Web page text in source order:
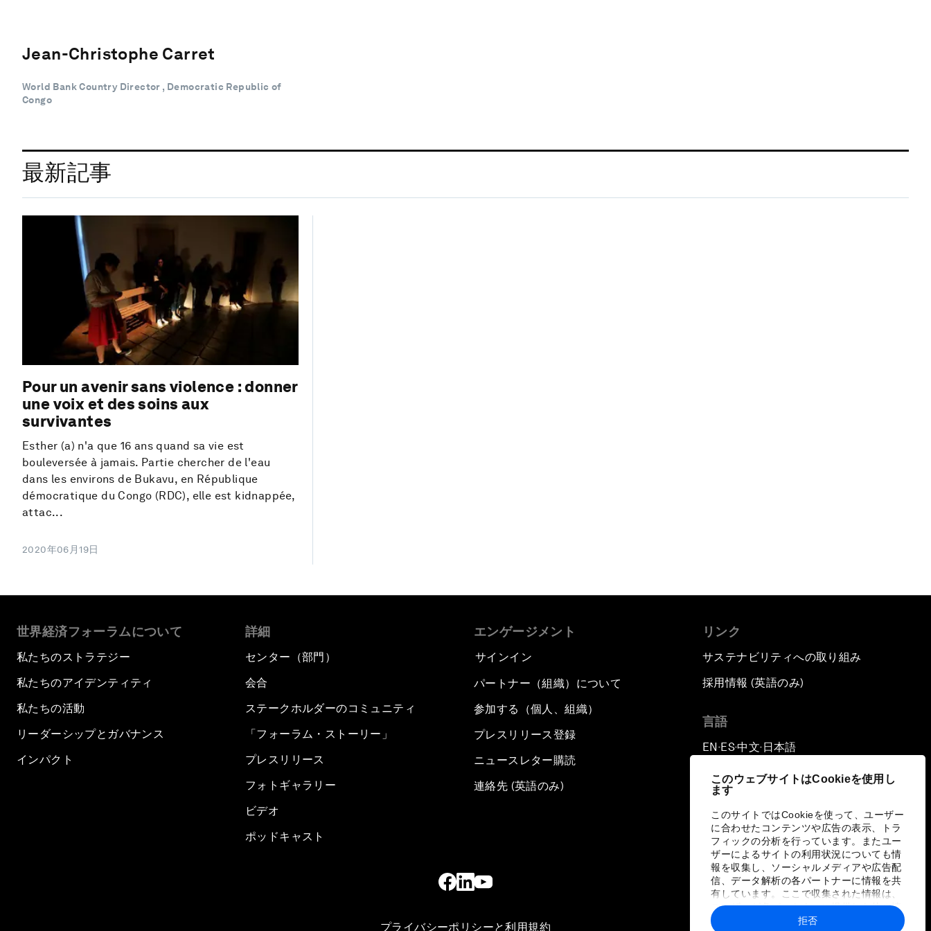
このウェブサイトはCookieを使用し
ます
このサイトではCookieを使って、ユーザー
に合わせたコンテンツや広告の表示、トラ
フィックの分析を行っています。またユー
ザーによるサイトの利用状況についても情
報を収集し、ソーシャルメディアや広告配
信、データ解析の各パートナーに情報を共
有しています。ここで収集された情報は、
ユーザーが各パートナーに提供した他の情
報や各パートナーのサービスを使用した際
拒否
Jean-Christophe Carret
World Bank Country Director , Democratic Republic of
Congo
最新記事
Pour un avenir sans violence : donner
une voix et des soins aux
survivantes
Esther (a) n'a que 16 ans quand sa vie est
bouleversée à jamais. Partie chercher de l'eau
dans les environs de Bukavu, en République
démocratique du Congo (RDC), elle est kidnappée,
attac...
2020年06月19日
世界経済フォーラムについて
私たちのストラテジー
私たちのアイデンティティ
私たちの活動
リーダーシップとガバナンス
インパクト
詳細
センター（部門）
会合
ステークホルダーのコミュニティ
「フォーラム・ストーリー」
プレスリリース
フォトギャラリー
ビデオ
ポッドキャスト
エンゲージメント
サインイン
パートナー（組織）について
参加する（個人、組織）
プレスリリース登録
ニュースレター購読
連絡先 (英語のみ)
リンク
サステナビリティへの取り組み
採用情報 (英語のみ)
言語
EN ▪ES▪中文▪ 日本語
プライバシーポリシーと利用規約